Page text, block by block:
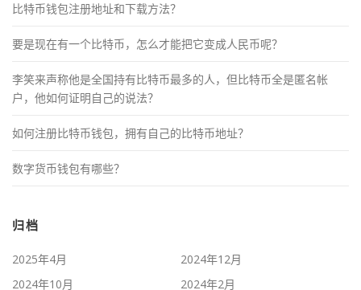
比特币钱包注册地址和下载方法？
要是现在有一个比特币，怎么才能把它变成人民币呢？
李笑来声称他是全国持有比特币最多的人，但比特币全是匿名帐
户，他如何证明自己的说法？
如何注册比特币钱包，拥有自己的比特币地址？
数字货币钱包有哪些？
归档
2025年4月
2024年12月
2024年10月
2024年2月